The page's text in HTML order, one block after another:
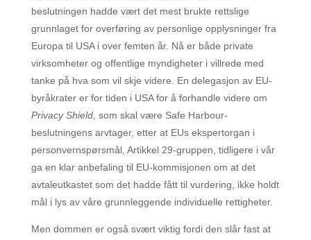
beslutningen hadde vært det mest brukte rettslige
grunnlaget for overføring av personlige opplysninger fra
Europa til USA i over femten år. Nå er både private
virksomheter og offentlige myndigheter i villrede med
tanke på hva som vil skje videre. En delegasjon av EU-
byråkrater er for tiden i USA for å forhandle videre om
Privacy Shield, som skal være Safe Harbour-
beslutningens arvtager, etter at EUs ekspertorgan i
personvernspørsmål, Artikkel 29-gruppen, tidligere i vår
ga en klar anbefaling til EU-kommisjonen om at det
avtaleutkastet som det hadde fått til vurdering, ikke holdt
mål i lys av våre grunnleggende individuelle rettigheter.
Men dommen er også svært viktig fordi den slår fast at